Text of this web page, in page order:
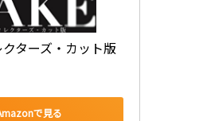
クターズ・カット版
で見る